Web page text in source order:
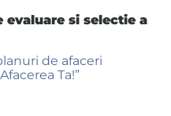
evaluare si selectie a
de afaceri
Ta!”